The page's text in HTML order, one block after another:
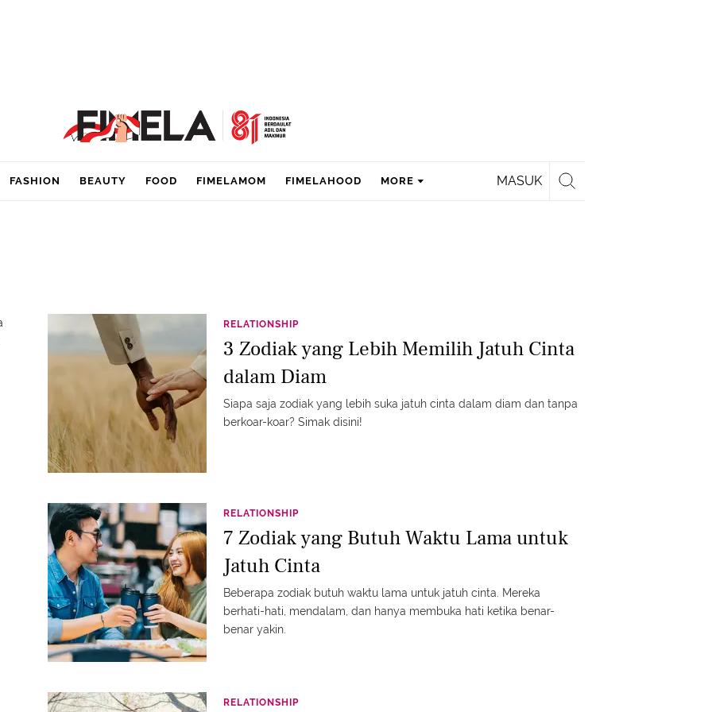
MASUK
FASHION BEAUTY FOOD FIMELAMOM FIMELAHOOD MORE
RELATIONSHIP
3 Zodiak yang Lebih Memilih Jatuh Cinta
dalam Diam
Siapa saja zodiak yang lebih suka jatuh cinta dalam diam dan tanpa
berkoar-koar? Simak disini!
RELATIONSHIP
7 Zodiak yang Butuh Waktu Lama untuk
Jatuh Cinta
Beberapa zodiak butuh waktu lama untuk jatuh cinta. Mereka
berhati-hati, mendalam, dan hanya membuka hati ketika benar-
benar yakin.
RELATIONSHIP